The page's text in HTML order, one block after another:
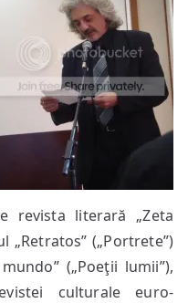
revista literară „Zeta
„Retratos” („Portrete”)
(„Poeţii lumii”),
culturale euro-